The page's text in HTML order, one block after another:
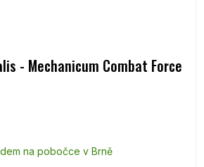
- Mechanicum Combat Force
na pobočce v Brně